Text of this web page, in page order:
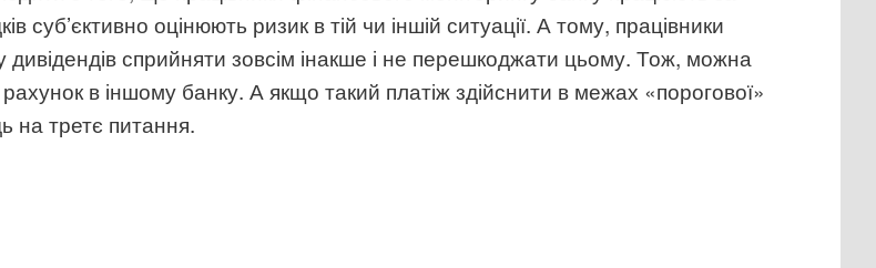
суб’єктивно оцінюють ризик в тій чи іншій ситуації. А тому, працівники
сприйняти зовсім інакше і не перешкоджати цьому. Тож, можна
в іншому банку. А якщо такий платіж здійснити в межах «порогової»
на третє питання.